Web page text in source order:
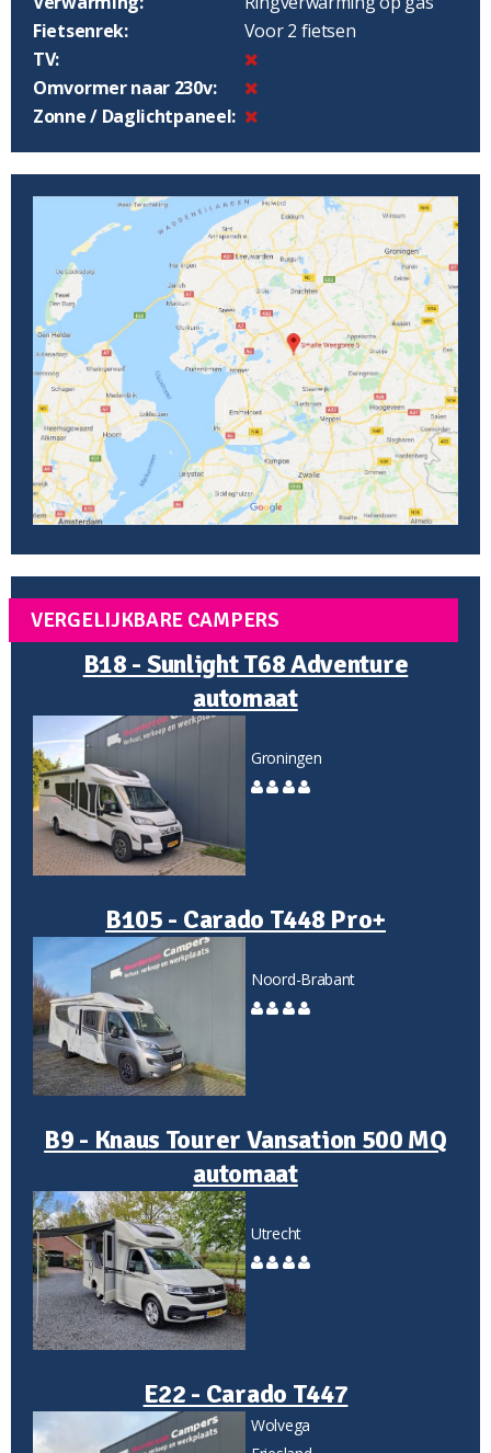
Fietsenrek:
Voor 2 fietsen
TV:
Omvormer naar 230v:
Zonne / Daglichtpaneel:
VERGELIJKBARE CAMPERS
B18 - Sunlight T68 Adventure
automaat
Groningen
B105 - Carado T448 Pro+
Noord-Brabant
B9 - Knaus Tourer Vansation 500 MQ
automaat
Utrecht
E22 - Carado T447
Wolvega